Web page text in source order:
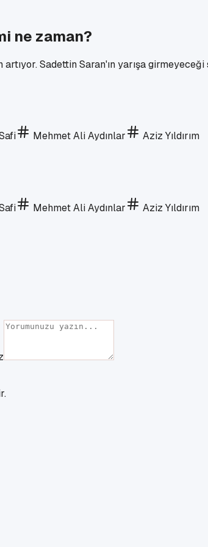
ne zaman?
Sadettin Saran'ın yarışa
Mehmet Ali Aydınlar Aziz Yıldırım
Mehmet Ali Aydınlar Aziz Yıldırım